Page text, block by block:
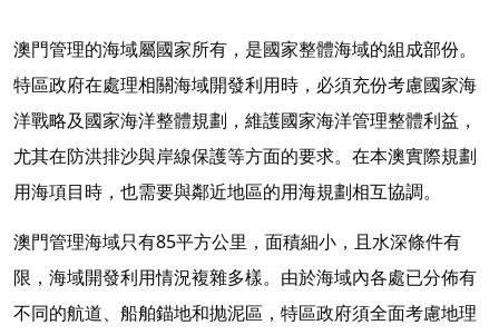
澳門管理的海域屬國家所有，是國家整體海域的組成部份。
特區政府在處理相關海域開發利用時，必須充份考慮國家海
洋戰略及國家海洋整體規劃，維護國家海洋管理整體利益，
尤其在防洪排沙與岸線保護等方面的要求。在本澳實際規劃
用海項目時，也需要與鄰近地區的用海規劃相互協調。
澳門管理海域只有85平方公里，面積細小，且水深條件有
限，海域開發利用情況複雜多樣。由於海域內各處已分佈有
不同的航道、船舶錨地和抛泥區，特區政府須全面考慮地理